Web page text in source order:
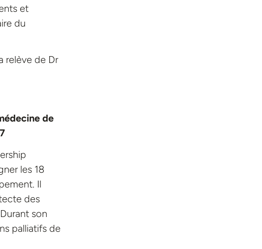
et
du
relève de Dr
de
les 18
Il
des
son
palliatifs de